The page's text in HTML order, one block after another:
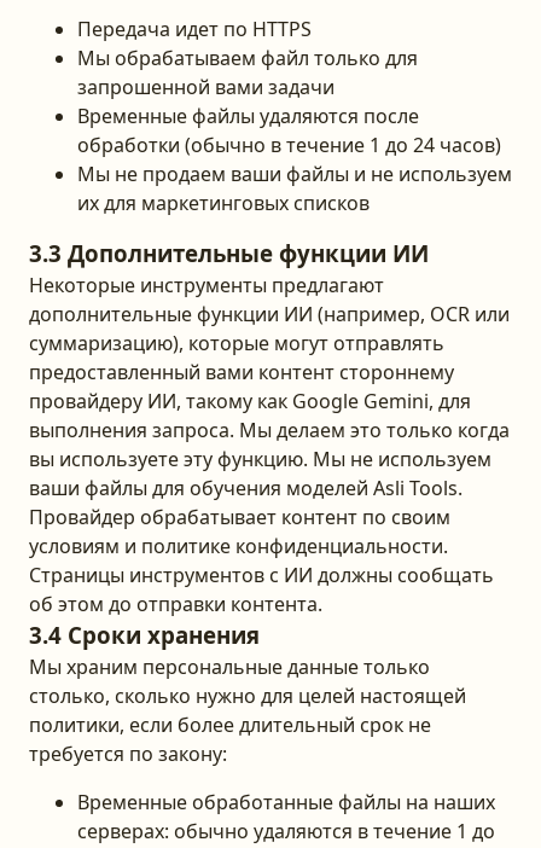
Передача идет по HTTPS
Мы обрабатываем файл только для
запрошенной вами задачи
Временные файлы удаляются после
обработки (обычно в течение 1 до 24 часов)
Мы не продаем ваши файлы и не используем
их для маркетинговых списков
3.3 Дополнительные функции ИИ
Некоторые инструменты предлагают
дополнительные функции ИИ (например, OCR или
суммаризацию), которые могут отправлять
предоставленный вами контент стороннему
провайдеру ИИ, такому как Google Gemini, для
выполнения запроса. Мы делаем это только когда
вы используете эту функцию. Мы не используем
ваши файлы для обучения моделей Asli Tools.
Провайдер обрабатывает контент по своим
условиям и политике конфиденциальности.
Страницы инструментов с ИИ должны сообщать
об этом до отправки контента.
3.4 Сроки хранения
Мы храним персональные данные только
столько, сколько нужно для целей настоящей
политики, если более длительный срок не
требуется по закону:
Временные обработанные файлы на наших
серверах: обычно удаляются в течение 1 до